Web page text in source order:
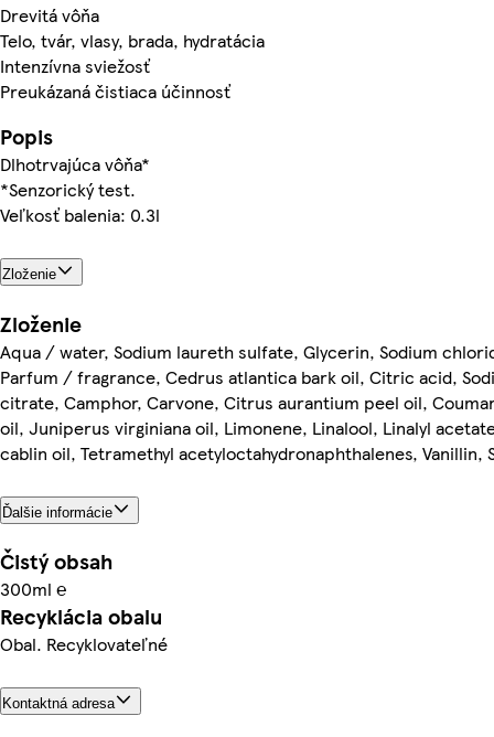
Drevitá vôňa
Telo, tvár, vlasy, brada, hydratácia
Intenzívna sviežosť
Preukázaná čistiaca účinnosť
Popis
Dlhotrvajúca vôňa*
*Senzorický test.
Veľkosť balenia: 0.3l
Zloženie
Zloženie
Aqua / water, Sodium laureth sulfate, Glycerin, Sodium
Parfum / fragrance, Cedrus atlantica bark oil, Citric acid,
citrate, Camphor, Carvone, Citrus aurantium peel oil,
oil, Juniperus virginiana oil, Limonene, Linalool, Linalyl
cablin oil, Tetramethyl acetyloctahydronaphthalenes, Vanillin,
Ďalšie informácie
Čistý obsah
300ml ℮
Recyklácia obalu
Obal. Recyklovateľné
Kontaktná adresa